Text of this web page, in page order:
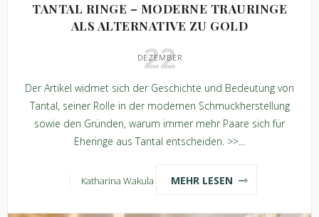
TANTAL RINGE – MODERNE TRAURINGE
ALS ALTERNATIVE ZU GOLD
22
DEZEMBER
Der Artikel widmet sich der Geschichte und Bedeutung von
Tantal, seiner Rolle in der modernen Schmuckherstellung
sowie den Gründen, warum immer mehr Paare sich für
Eheringe aus Tantal entscheiden. >>...
Katharina Wakula MEHR LESEN